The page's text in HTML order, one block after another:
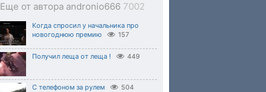
Еще от автора andronio666 7002
Когда спросил у начальника про
новогоднюю премию
157
Получил леща от леща ! 449
С телефоном за рулем 504